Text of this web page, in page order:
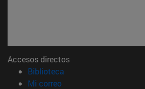
Accesos directos
Biblioteca
Mi correo(abre en nueva ventana)